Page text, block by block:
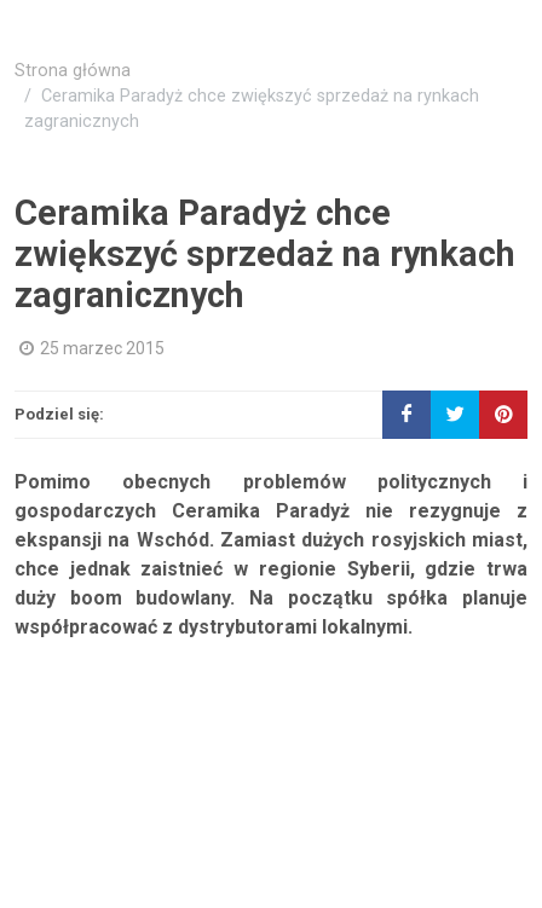
Strona główna
Ceramika Paradyż chce zwiększyć sprzedaż na rynkach
zagranicznych
Ceramika Paradyż chce
zwiększyć sprzedaż na rynkach
zagranicznych
25 marzec 2015
Podziel się:
Pomimo obecnych problemów politycznych i
gospodarczych Ceramika Paradyż nie rezygnuje z
ekspansji na Wschód. Zamiast dużych rosyjskich miast,
chce jednak zaistnieć w regionie Syberii, gdzie trwa
duży boom budowlany. Na początku spółka planuje
współpracować z dystrybutorami lokalnymi.